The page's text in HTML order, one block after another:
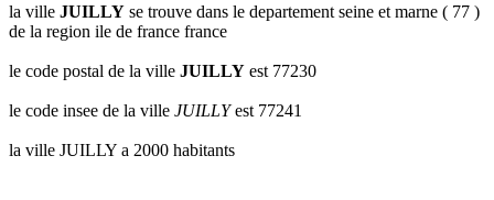
la ville JUILLY se trouve dans le departement seine et marne ( 77 )
de la region ile de france france
le code postal de la ville JUILLY est 77230
le code insee de la ville JUILLYest 77241
la ville JUILLY a 2000 habitants